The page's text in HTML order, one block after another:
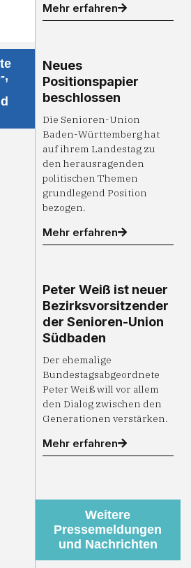
,
Mehr erfahren
Neues
Positionspapier
beschlossen
Die Senioren-Union
Baden-Württemberg hat
auf ihrem Landestag zu
den herausragenden
politischen Themen
grundlegend Position
bezogen.
Mehr erfahren
Peter Weiß ist neuer
Bezirksvorsitzender
der Senioren-Union
Südbaden
Der ehemalige
Bundestagsabgeordnete
Peter Weiß will vor allem
den Dialog zwischen den
Generationen verstärken.
Mehr erfahren
Weitere
Pressemeldungen
und Nachrichten